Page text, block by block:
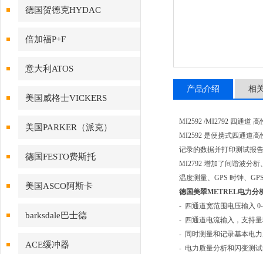
德国贺德克HYDAC
倍加福P+F
意大利ATOS
美国威格士VICKERS
美国PARKER（派克）
德国FESTO费斯托
美国ASCO阿斯卡
barksdale巴士德
ACE缓冲器
产品介绍 相
MI2592 /MI2792 四通道
MI2592 是便携式四通道高
记录的数据并打印测试报
MI2792 增加了间谐波分
温度测量、GPS 时钟、
德国美翠METREL电力分
- 四通道宽范围电压输入 0-
- 四通道电流输入，支持
- 同时测量和记录基本电
- 电力质量分析和闪变测